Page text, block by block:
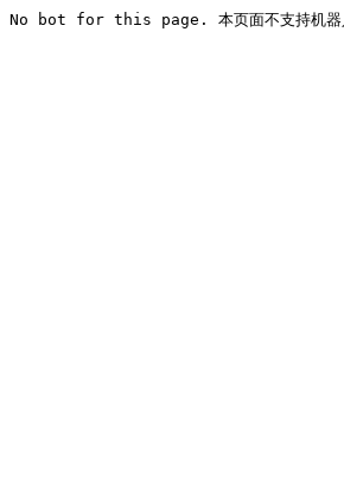
No bot for this page. 本页面不支持机器人